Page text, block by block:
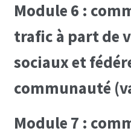
Module 6 :
trafic à part de
sociaux et
communauté
Module 7 :